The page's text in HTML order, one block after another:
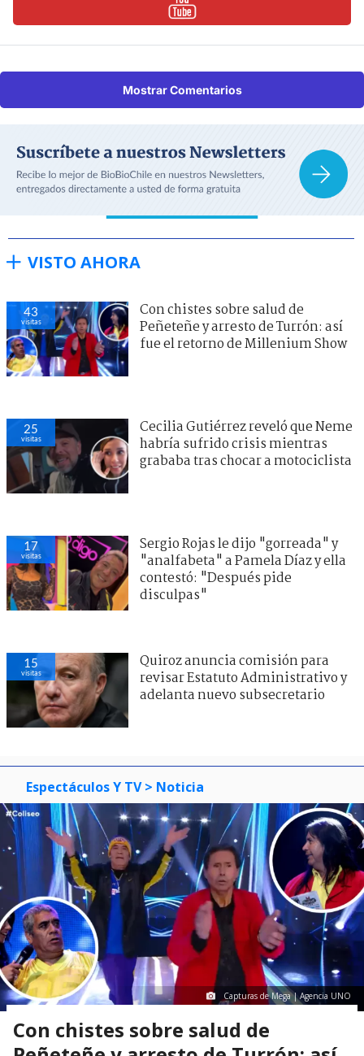
Mostrar Comentarios
VISTO AHORA
43
visitas
Con chistes sobre salud de
Peñeteñe y arresto de Turrón: así
fue el retorno de Millenium Show
25
visitas
Cecilia Gutiérrez reveló que Neme
habría sufrido crisis mientras
grababa tras chocar a motociclista
17
visitas
Sergio Rojas le dijo "gorreada" y
"analfabeta" a Pamela Díaz y ella
contestó: "Después pide
disculpas"
15
visitas
Quiroz anuncia comisión para
revisar Estatuto Administrativo y
adelanta nuevo subsecretario
Espectáculos Y TV > Noticia
Capturas de Mega | Agencia UNO
Con chistes sobre salud de